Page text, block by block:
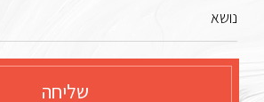
נושא
שליחה